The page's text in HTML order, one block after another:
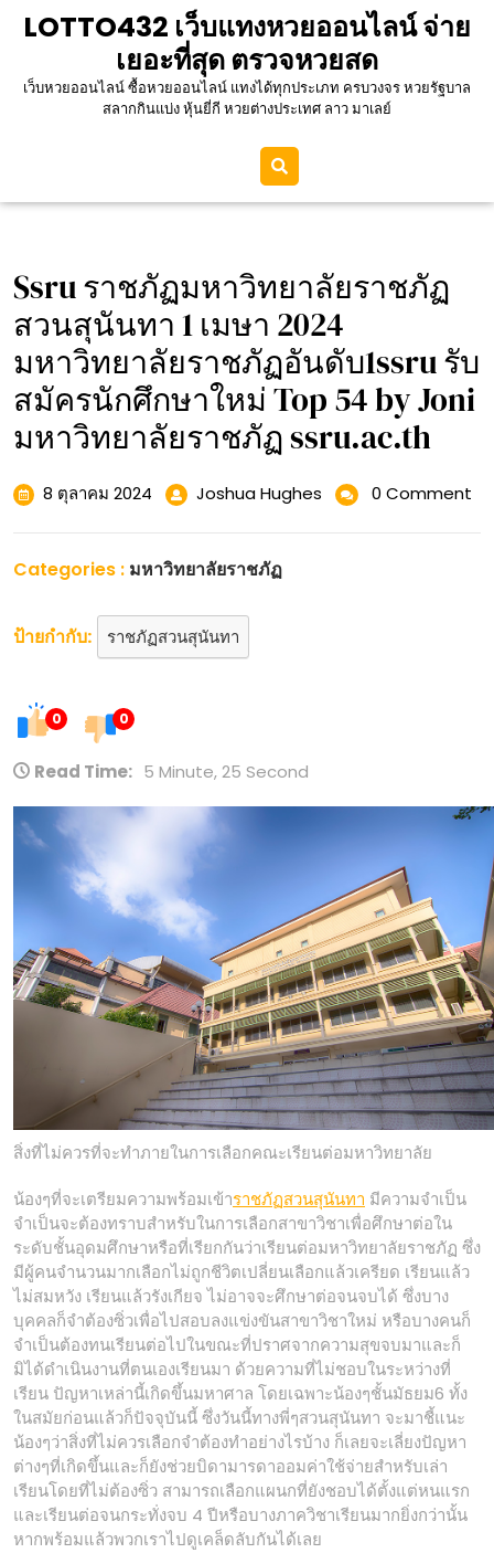
LOTTO432 เว็บแทงหวยออนไลน์ จ่าย
เยอะที่สุด ตรวจหวยสด
เว็บหวยออนไลน์ ซื้อหวยออนไลน์ แทงได้ทุกประเภท ครบวงจร หวยรัฐบาล
สลากกินแบ่ง หุ้นยี่กี หวยต่างประเทศ ลาว มาเลย์
Ssru ราชภัฏมหาวิทยาลัยราชภัฏ
สวนสุนันทา 1 เมษา 2024
มหาวิทยาลัยราชภัฏอันดับ1ssru รับ
สมัครนักศึกษาใหม่ Top 54 by Joni
มหาวิทยาลัยราชภัฏ ssru.ac.th
8 ตุลาคม 2024
2024
Joshua Hughes Ssru
มหาวิทยาลัย
นักศึกษา
by
Joni
มหาวิทยาลัย
ราชภัฏ
ssru.ac.th
0 Comment
Categories : มหาวิทยาลัยราชภัฏ
ป้ายกำกับ: ราชภัฏสวนสุนันทา
0 0
Read Time: 5 Minute, 25 Second
สิ่งที่ไม่ควรที่จะทำภายในการเลือกคณะเรียนต่อมหาวิทยาลัย
น้องๆที่จะเตรียมความพร้อมเข้าราชภัฏสวนสุนันทา มีความจำเป็น
จำเป็นจะต้องทราบสำหรับในการเลือกสาขาวิชาเพื่อศึกษาต่อใน
ระดับชั้นอุดมศึกษาหรือที่เรียกกันว่าเรียนต่อมหาวิทยาลัยราชภัฏ ซึ่ง
มีผู้คนจำนวนมากเลือกไม่ถูกชีวิตเปลี่ยนเลือกแล้วเครียด เรียนแล้ว
ไม่สมหวัง เรียนแล้วรังเกียจ ไม่อาจจะศึกษาต่อจนจบได้ ซึ่งบาง
บุคคลก็จำต้องซิ่วเพื่อไปสอบลงแข่งขันสาขาวิชาใหม่ หรือบางคนก็
จำเป็นต้องทนเรียนต่อไปในขณะที่ปราศจากความสุขจบมาและก็
มิได้ดำเนินงานที่ตนเองเรียนมา ด้วยความที่ไม่ชอบในระหว่างที่
เรียน ปัญหาเหล่านี้เกิดขึ้นมหาศาล โดยเฉพาะน้องๆชั้นมัธยม6 ทั้ง
ในสมัยก่อนแล้วก็ปัจจุบันนี้ ซึ่งวันนี้ทางพี่ๆสวนสุนันทา จะมาชี้แนะ
น้องๆว่าสิ่งที่ไม่ควรเลือกจำต้องทำอย่างไรบ้าง ก็เลยจะเลี่ยงปัญหา
ต่างๆที่เกิดขึ้นและก็ยังช่วยบิดามารดาออมค่าใช้จ่ายสำหรับเล่า
เรียนโดยที่ไม่ต้องซิ่ว สามารถเลือกแผนกที่ยังชอบได้ตั้งแต่หนแรก
และเรียนต่อจนกระทั่งจบ 4 ปีหรือบางภาควิชาเรียนมากยิ่งกว่านั้น
หากพร้อมแล้วพวกเราไปดูเคล็ดลับกันได้เลย